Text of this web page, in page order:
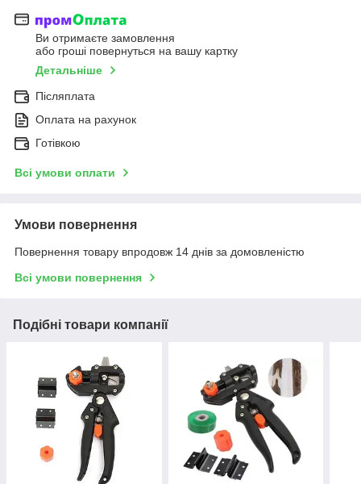
Ви отримаєте замовлення
або гроші повернуться на вашу картку
Детальніше
Післяплата
Оплата на рахунок
Готівкою
Всі умови оплати
Умови повернення
Повернення товару впродовж 14 днів за домовленістю
Всі умови повернення
Подібні товари компанії